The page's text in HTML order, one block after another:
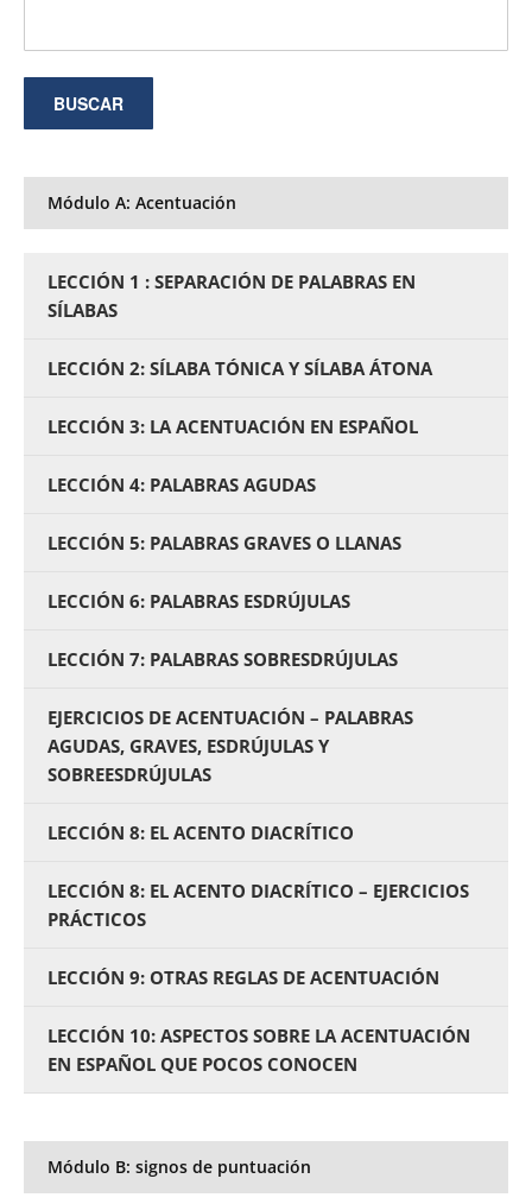
Módulo A: Acentuación
LECCIÓN 1 : SEPARACIÓN DE PALABRAS EN
SÍLABAS
LECCIÓN 2: SÍLABA TÓNICA Y SÍLABA ÁTONA
LECCIÓN 3: LA ACENTUACIÓN EN ESPAÑOL
LECCIÓN 4: PALABRAS AGUDAS
LECCIÓN 5: PALABRAS GRAVES O LLANAS
LECCIÓN 6: PALABRAS ESDRÚJULAS
LECCIÓN 7: PALABRAS SOBRESDRÚJULAS
EJERCICIOS DE ACENTUACIÓN – PALABRAS
AGUDAS, GRAVES, ESDRÚJULAS Y
SOBREESDRÚJULAS
LECCIÓN 8: EL ACENTO DIACRÍTICO
LECCIÓN 8: EL ACENTO DIACRÍTICO – EJERCICIOS
PRÁCTICOS
LECCIÓN 9: OTRAS REGLAS DE ACENTUACIÓN
LECCIÓN 10: ASPECTOS SOBRE LA ACENTUACIÓN
EN ESPAÑOL QUE POCOS CONOCEN
Módulo B: signos de puntuación